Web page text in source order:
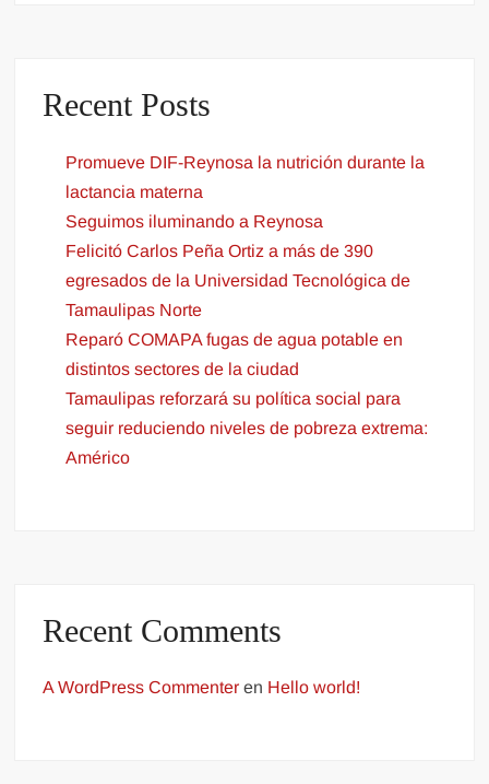
Recent Posts
Promueve DIF-Reynosa la nutrición durante la
lactancia materna
Seguimos iluminando a Reynosa
Felicitó Carlos Peña Ortiz a más de 390
egresados de la Universidad Tecnológica de
Tamaulipas Norte
Reparó COMAPA fugas de agua potable en
distintos sectores de la ciudad
Tamaulipas reforzará su política social para
seguir reduciendo niveles de pobreza extrema:
Américo
Recent Comments
A WordPress Commenter en Hello world!